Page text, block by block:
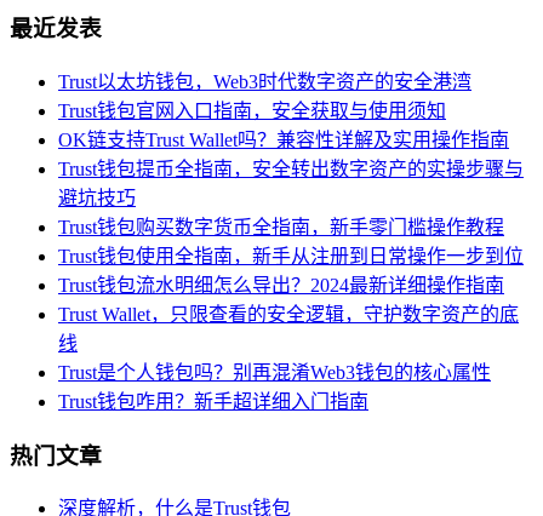
最近发表
Trust以太坊钱包，Web3时代数字资产的安全港湾
Trust钱包官网入口指南，安全获取与使用须知
OK链支持Trust Wallet吗？兼容性详解及实用操作指南
Trust钱包提币全指南，安全转出数字资产的实操步骤与
避坑技巧
Trust钱包购买数字货币全指南，新手零门槛操作教程
Trust钱包使用全指南，新手从注册到日常操作一步到位
Trust钱包流水明细怎么导出？2024最新详细操作指南
Trust Wallet，只限查看的安全逻辑，守护数字资产的底
线
Trust是个人钱包吗？别再混淆Web3钱包的核心属性
Trust钱包咋用？新手超详细入门指南
热门文章
深度解析，什么是Trust钱包